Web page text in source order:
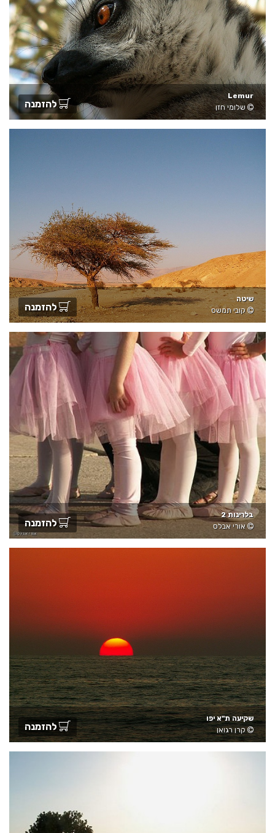
Lemur
שלומי חזן
להזמנה
שיטה
קובי תמשס
להזמנה
בלרינות 2
אורי אבלס
להזמנה
שקיעה ת"א יפו
קרן רגואן
להזמנה